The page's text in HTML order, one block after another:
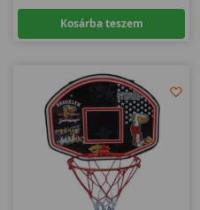
Kosárba teszem